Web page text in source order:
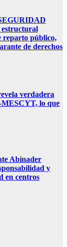
reparto público,
de derechos
verdadera
lo que
Abinader
y
en centros